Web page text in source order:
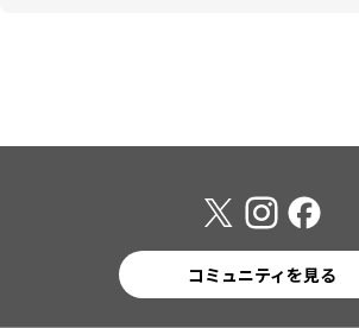
コミュニティを見る